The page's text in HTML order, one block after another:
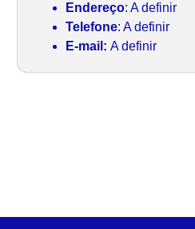
Endereço: A definir
Telefone: A definir
E-mail: A definir